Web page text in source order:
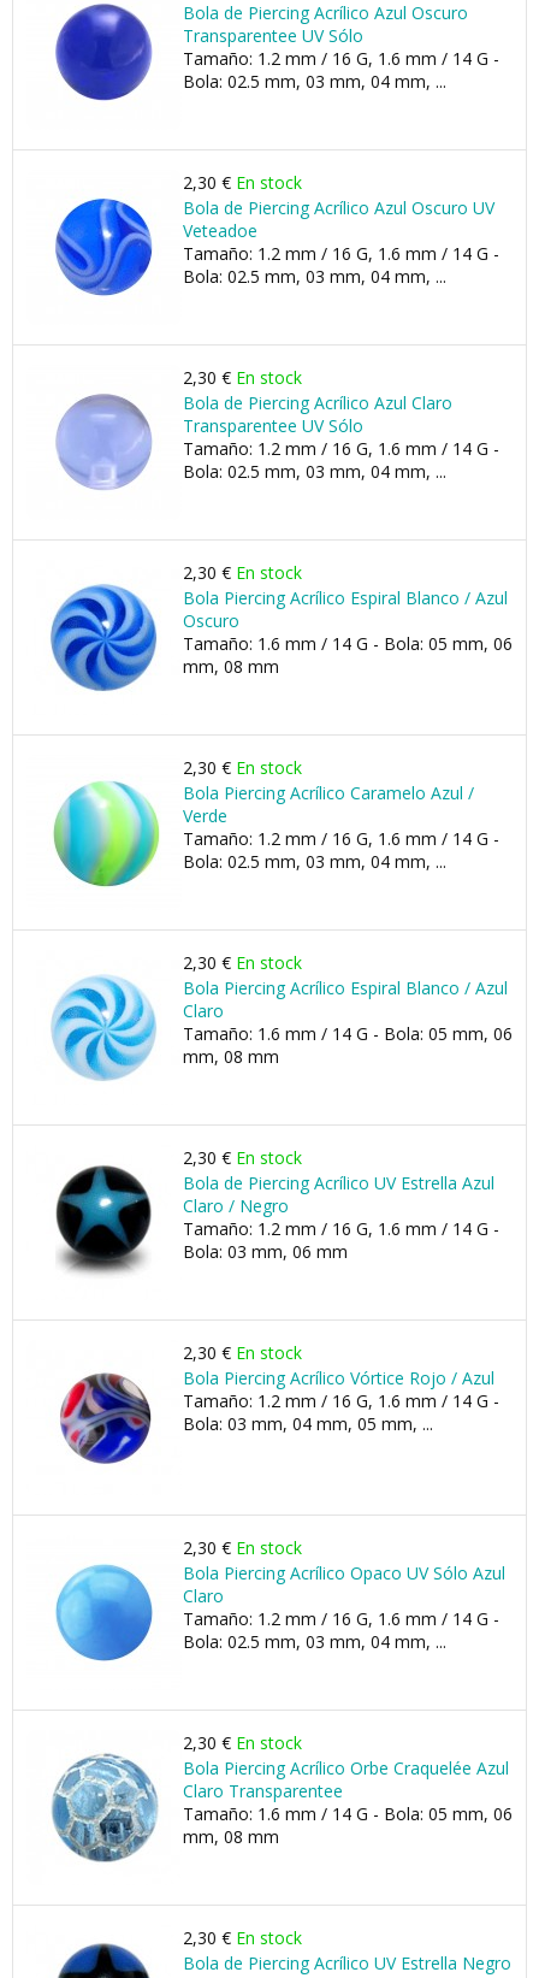
Bola de Piercing Acrílico Azul Oscuro
Transparentee UV Sólo
Tamaño: 1.2 mm / 16 G, 1.6 mm / 14 G -
Bola: 02.5 mm, 03 mm, 04 mm, ...
2,30 € En stock
Bola de Piercing Acrílico Azul Oscuro UV
Veteadoe
Tamaño: 1.2 mm / 16 G, 1.6 mm / 14 G -
Bola: 02.5 mm, 03 mm, 04 mm, ...
2,30 € En stock
Bola de Piercing Acrílico Azul Claro
Transparentee UV Sólo
Tamaño: 1.2 mm / 16 G, 1.6 mm / 14 G -
Bola: 02.5 mm, 03 mm, 04 mm, ...
2,30 € En stock
Bola Piercing Acrílico Espiral Blanco / Azul
Oscuro
Tamaño: 1.6 mm / 14 G - Bola: 05 mm, 06
mm, 08 mm
2,30 € En stock
Bola Piercing Acrílico Caramelo Azul /
Verde
Tamaño: 1.2 mm / 16 G, 1.6 mm / 14 G -
Bola: 02.5 mm, 03 mm, 04 mm, ...
2,30 € En stock
Bola Piercing Acrílico Espiral Blanco / Azul
Claro
Tamaño: 1.6 mm / 14 G - Bola: 05 mm, 06
mm, 08 mm
2,30 € En stock
Bola de Piercing Acrílico UV Estrella Azul
Claro / Negro
Tamaño: 1.2 mm / 16 G, 1.6 mm / 14 G -
Bola: 03 mm, 06 mm
2,30 € En stock
Bola Piercing Acrílico Vórtice Rojo / Azul
Tamaño: 1.2 mm / 16 G, 1.6 mm / 14 G -
Bola: 03 mm, 04 mm, 05 mm, ...
2,30 € En stock
Bola Piercing Acrílico Opaco UV Sólo Azul
Claro
Tamaño: 1.2 mm / 16 G, 1.6 mm / 14 G -
Bola: 02.5 mm, 03 mm, 04 mm, ...
2,30 € En stock
Bola Piercing Acrílico Orbe Craquelée Azul
Claro Transparentee
Tamaño: 1.6 mm / 14 G - Bola: 05 mm, 06
mm, 08 mm
2,30 € En stock
Bola de Piercing Acrílico UV Estrella Negro